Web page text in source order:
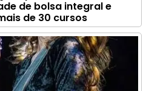
de bolsa integral e
de 30 cursos